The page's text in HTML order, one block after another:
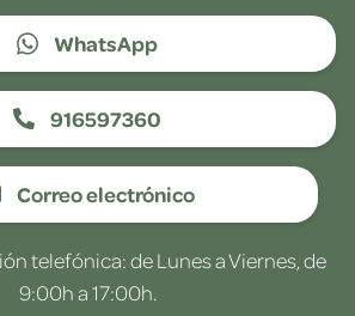
WhatsApp
916597360
Correo electrónico
telefónica: de Lunes a Viernes, de
9:00h a 17:00h.